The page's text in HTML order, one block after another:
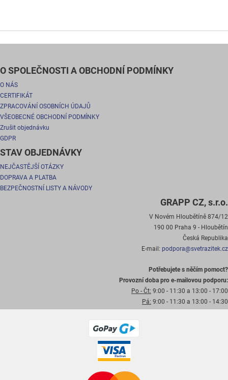
O SPOLEČNOSTI A OBCHODNÍ PODMÍNKY
O NÁS
CERTIFIKÁT
ZPRACOVÁNÍ OSOBNÍCH ÚDAJŮ
VŠEOBECNÉ OBCHODNÍ PODMÍNKY
Zrušit objednávku
GDPR
STAV OBJEDNÁVKY
NEJČASTĚJŠÍ OTÁZKY
DOPRAVA A PLATBA
BEZPEČNOSTNÍ LISTY A NÁVODY
GRAPP CZ, s.r.o.
V Novém Hloubětíně 874/12
190 00 Praha 9 - Hloubětín
Česká Republika
E-mail: podpora@svetrazitek.cz
Potřebujete s něčím pomoct?
Provozní doba pro e-mailovou podporu:
Po - Čt: 9:00 - 11:30 a 13:00 - 17:00
Pá: 9:00 - 11:30 a 13:00 - 14:30